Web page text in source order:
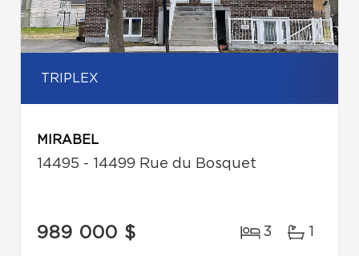
TRIPLEX
MIRABEL
14495 - 14499 Rue du Bosquet
989 000 $ 3 1